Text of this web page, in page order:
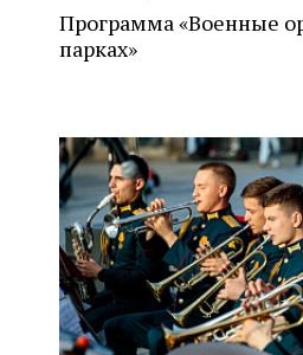
Программа «Военные
парках»